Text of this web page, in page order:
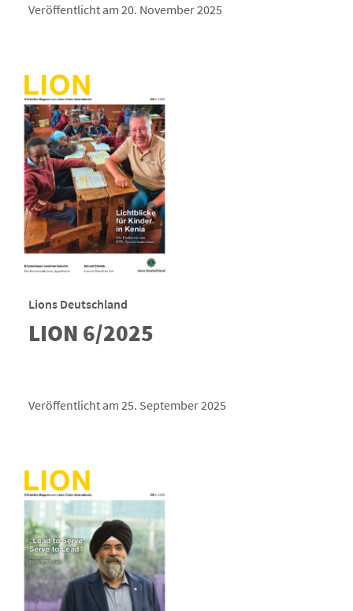
Veröffentlicht am 20. November 2025
Lions Deutschland
LION 6/2025
Veröffentlicht am 25. September 2025